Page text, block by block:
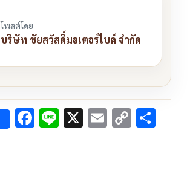
โพสต์โดย
บริษัท ชัยสวัสดิ์มอเตอร์ไบค์ จำกัด
F Li X E C